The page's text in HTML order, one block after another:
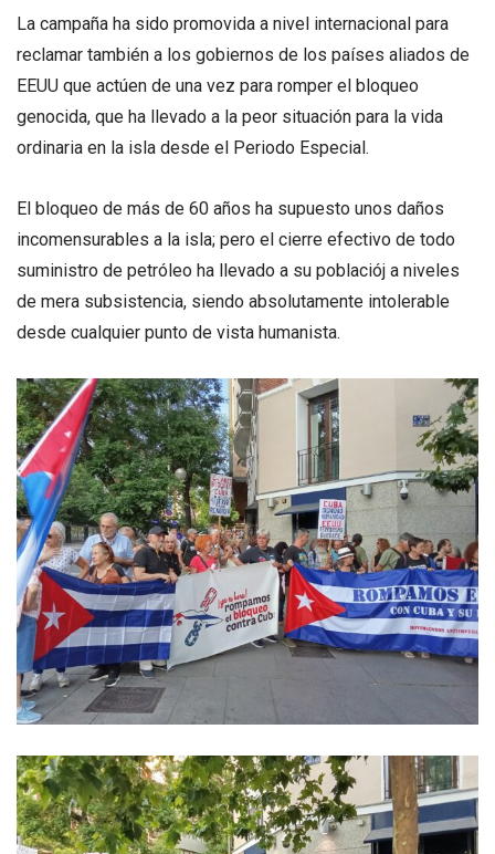
La campaña ha sido promovida a nivel internacional para
reclamar también a los gobiernos de los países aliados de
EEUU que actúen de una vez para romper el bloqueo
genocida, que ha llevado a la peor situación para la vida
ordinaria en la isla desde el Periodo Especial.
El bloqueo de más de 60 años ha supuesto unos daños
incomensurables a la isla; pero el cierre efectivo de todo
suministro de petróleo ha llevado a su poblaciój a niveles
de mera subsistencia, siendo absolutamente intolerable
desde cualquier punto de vista humanista.